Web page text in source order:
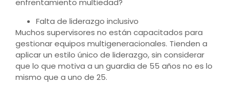
enfrentamiento multiedad?
Falta de liderazgo inclusivo
Muchos supervisores no están capacitados para
gestionar equipos multigeneracionales. Tienden a
aplicar un estilo único de liderazgo, sin considerar
que lo que motiva a un guardia de 55 años no es lo
mismo que a uno de 25.